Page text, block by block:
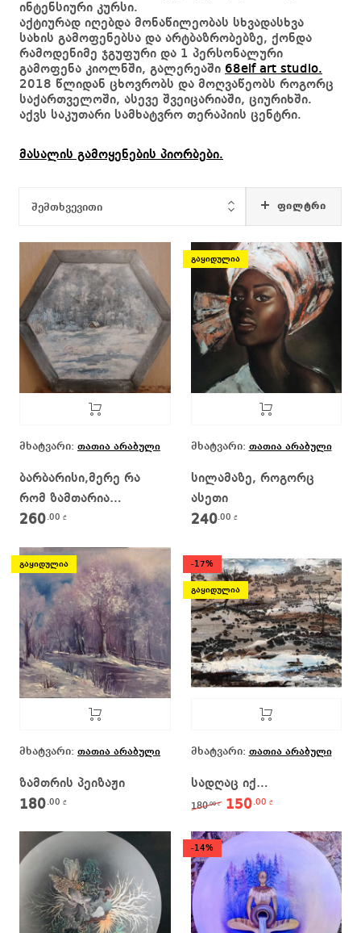
ინტენსიური კურსი.
აქტიურად იღებდა მონაწილეობას სხვადასხვა
სახის გამოფენებსა და არტბაზრობებზე, ქონდა
რამოდენიმე ჯგუფური და 1 პერსონალური
გამოფენა კიოლნში, გალერეაში 68elf art studio.
2018 წლიდან ცხოვრობს და მოღვაწეობს როგორც
საქართველოში, ასევე შვეიცარიაში, ციურიხში.
აქვს საკუთარი სამხატვრო თერაპიის ცენტრი.
მასალის გამოყენების პიორბები.
შემთხვევითი ᲤᲘᲚᲢᲠᲘ
მხატვარი: თათია არაბული
ბარბარისი,მერე რა
რომ ზამთარია…
260.00 ₾
გაყიდულია
მხატვარი: თათია არაბული
სილამაზე, როგორც
ასეთი
240.00₾
გაყიდულია
მხატვარი: თათია არაბული
ზამთრის პეიზაჟი
180.00 ₾
-17%
გაყიდულია
მხატვარი: თათია არაბული
სადღაც იქ…
180.00₾ Original price was:
150.00₾
-14%